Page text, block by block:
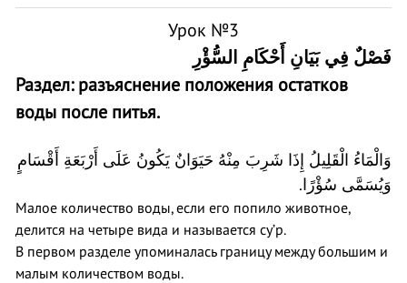
Урок №3
فصْلٌ فِي بَيَانِ أَحْكَامِ السُّؤْرِ
Раздел: разъяснение положения остатков
воды после питья.
وَالْمَاءُ الْقَلِيلُ إِذَا شَرِبَ مِنْهُ حَيَوَانٌ يَكُونُ عَلَى أَرْبَعَةِ أَقْسَامٍ
وَيُسَمَّى سُؤْرًا .
Малое количество воды, если его попило животное,
делится на четыре вида и называется су’р.
В первом разделе упоминалась границу между большим и
малым количеством воды.